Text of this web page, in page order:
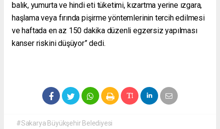
balık, yumurta ve hindi eti tüketimi, kızartma yerine ızgara,
haşlama veya fırında pişirme yöntemlerinin tercih edilmesi
ve haftada en az 150 dakika düzenli egzersiz yapılması
kanser riskini düşüyor” dedi.
#Sakarya Büyükşehir Belediyesi